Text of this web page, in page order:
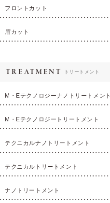
フロントカット
眉カット
TREATMENT トリートメント
M・Eテクノロジーナノトリートメント
M・Eテクノロジートリートメント
テクニカルナノトリートメント
テクニカルトリートメント
ナノトリートメント